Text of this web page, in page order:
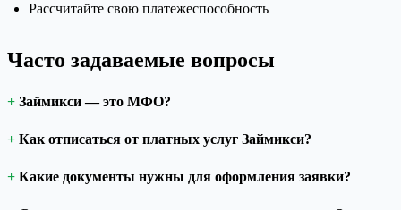
Рассчитайте свою платежеспособность
Часто задаваемые вопросы
Займикси — это МФО?
Как отписаться от платных услуг Займикси?
Какие документы нужны для оформления заявки?